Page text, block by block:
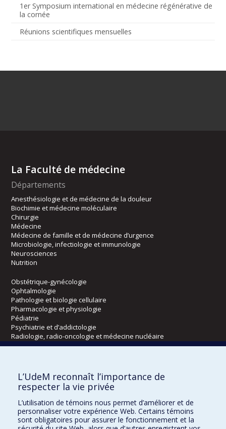
1er Symposium international en médecine régénérative de
la cornée
Réunions scientifiques mensuelles
La Faculté de médecine
Départements
Anesthésiologie et de médecine de la douleur
Biochimie et médecine moléculaire
Chirurgie
Médecine
Médecine de famille et de médecine d’urgence
Microbiologie, infectiologie et immunologie
Neurosciences
Nutrition
Obstétrique-gynécologie
Ophtalmologie
Pathologie et biologie cellulaire
Pharmacologie et physiologie
Pédiatrie
Psychiatrie et d’addictologie
Radiologie, radio-oncologie et médecine nucléaire
Kinésiologie et des sciences de l’activité physique
Orthophonie et audiologie
Réadaptation
L’UdeM reconnaît l’importance de
respecter la vie privée
L’utilisation de témoins nous permet d’améliorer et de
personnaliser votre expérience Web. Certains témoins
sont obligatoires pour assurer le fonctionnement et la